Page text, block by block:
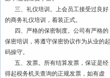
三、礼仪培训。上会员工接受过良好
的商务礼仪培训，着装正式。
四、严格的保密制度。公司有严格的
保密培训，将遵守保密协议作为从业的起
码操守。
五、发票。所有结算发票，保证是经
得起税务机关查询的正规发票，如有虚